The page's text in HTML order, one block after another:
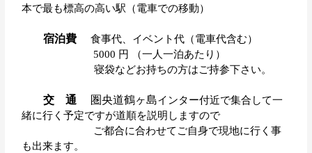
本で最も標高の高い駅（電車での移動）
宿泊費
食事代、イベント代（電車代含む）
5000 円 （一人一泊あたり）
寝袋などお持ちの方はご持参下さい。
交 通 圏央道鶴ヶ島インター付近で集合して一
緒に行く予定ですが道順を説明しますので
ご都合に合わせてご自身で現地に行く事
も出来ます。